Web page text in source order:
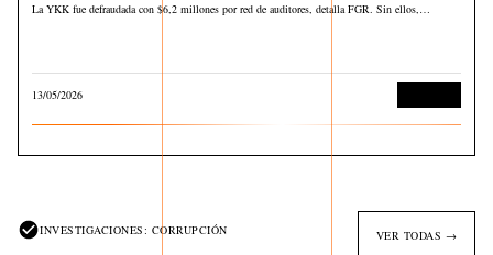
La YKK fue defraudada con $6,2 millones por red de auditores, detalla FGR. Sin ellos,…
13/05/2026
INVESTIGACIONES: CORRUPCIÓN VER TODAS →